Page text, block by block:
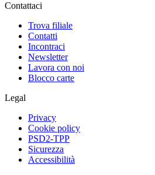
Contattaci
Trova filiale
Contatti
Incontraci
Newsletter
Lavora con noi
Blocco carte
Legal
Privacy
Cookie policy
PSD2-TPP
Sicurezza
Accessibilità